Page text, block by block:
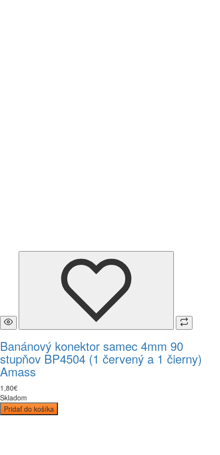
Banánový konektor samec 4mm 90
stupňov BP4504 (1 červený a 1 čierny)
Amass
1 ,80€
Skladom
Pridať do košíka